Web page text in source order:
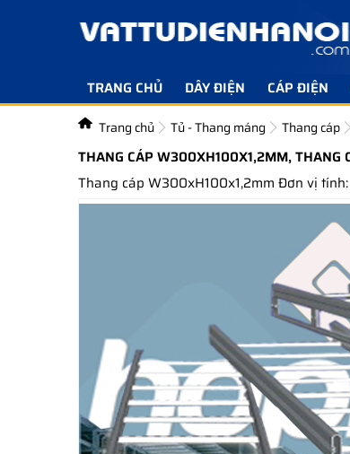
TRANG CHỦ DÂY ĐIỆN CÁP ĐIỆN
Trang chủ Tủ - Thang máng Thang cáp
THANG CÁP W300XH100X1,2MM, THANG
Thang cáp W300xH100x1,2mm Đơn vị